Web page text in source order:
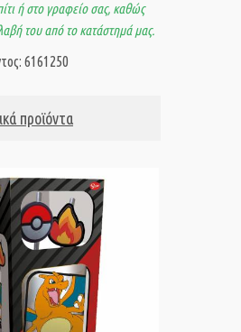
ή στο γραφείο σας, καθώς
του από το κατάστημά μας.
6161250
προϊόντα